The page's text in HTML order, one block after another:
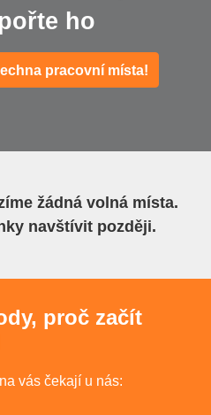
ho
pracovní místa!
žádná volná místa.
navštívit později.
proč začít
vás čekají u nás: